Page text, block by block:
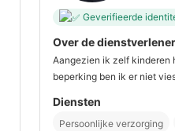
Geverifieerde
Over de dienstverlener
Aangezien ik zelf kinderen
beperking ben ik er niet
Diensten
Persoonlijke verzorging